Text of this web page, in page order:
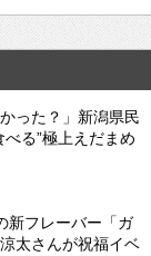
った？」新潟県民
る”極上えだまめ
新フレーバー「ガ
太さんが祝福イベ